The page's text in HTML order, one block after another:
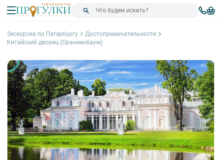
Экскурсии по Петербургу
Достопримечательности
Китайский дворец (Ораниенбаум)